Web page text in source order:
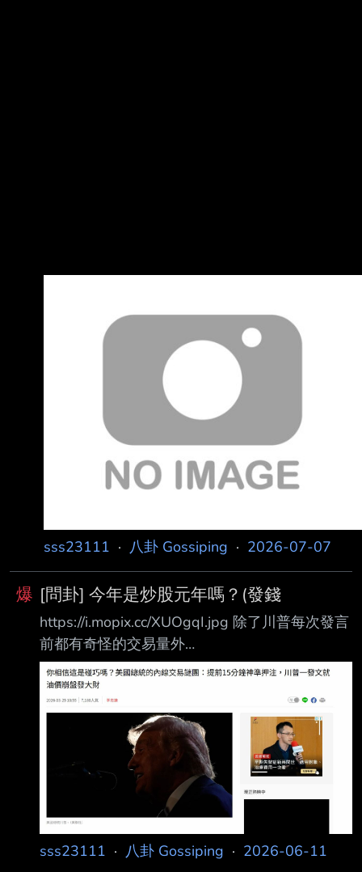
sss23111 · 八卦 Gossiping · 2026-07-07
爆 [問卦] 今年是炒股元年嗎？(發錢
https://i.mopix.cc/XUOgqI.jpg 除了川普每次發言
前都有奇怪的交易量外
https://i.mopix.cc/KIzCT8.jpg 連開心鬼黃百鳴都
因為炒股要進去蹲五個月了
https://i.mopix.cc/DVH1GN.jpg 這次遠見科技內
線交易，雖然董事長跑出來寫公開信 但自己挺好
奇，這類內線交易除了分贓不均自爆外，公司有
其他方法知道嗎？ 這邊發個錢，每推10P 取前一
sss23111 · 八卦 Gossiping · 2026-06-11